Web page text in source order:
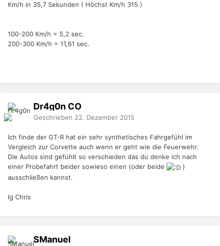
Km/h in 35,7 Sekunden ( Höchst Km/h 315 )
100-200 Km/h = 5,2 sec.
200-300 Km/h = 11,61 sec.
Dr4g0n CO
Geschrieben 22. Dezember 2015
Ich finde der GT-R hat ein sehr synthetisches Fahrgefühl im
Vergleich zur Corvette auch wenn er geht wie die Feuerwehr.
Die Autos sind gefühlt so verschieden das du denke ich nach
einer Probefahrt beider sowieso einen (oder beide
)
ausschließen kannst.
lg Chris
SManuel